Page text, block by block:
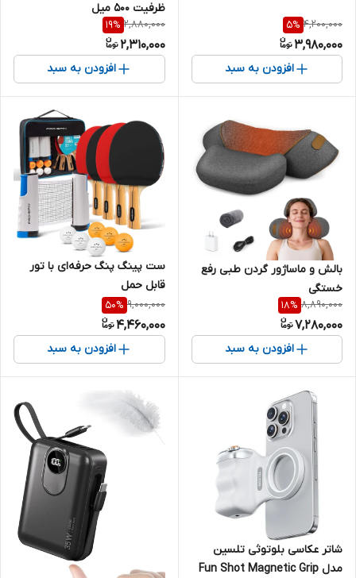
4,200,000
5%
3,980,000
افزودن به سبد
ظرفیت ۵۰۰ میل
2,880,000
19%
2,310,000
افزودن به سبد
بالش و ماساژور گردن طبی رفع
خستگی
8,890,000
18%
7,280,000
افزودن به سبد
ست پینگ پنگ حرفه‌ای با تور
قابل حمل
9,000,000
50%
4,460,000
افزودن به سبد
شاتر عکاسی بلوتوثی تلسین
مدل Fun Shot Magnetic Grip